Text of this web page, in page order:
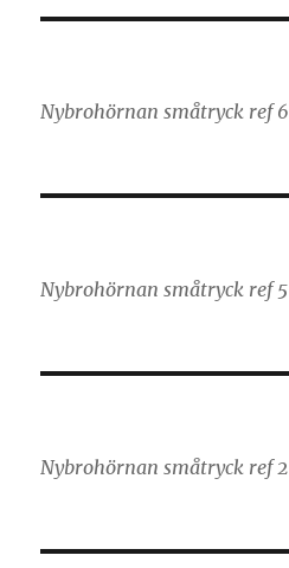
Nybrohörnan småtryck ref 6
Nybrohörnan småtryck ref 5
Nybrohörnan småtryck ref 2